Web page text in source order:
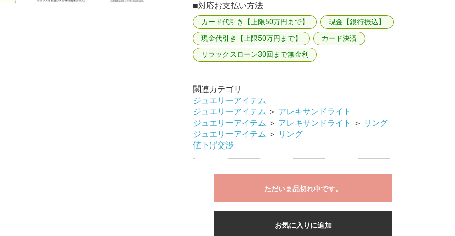
■対応お支払い方法
カード代引き【上限50万円まで】
現金【銀行振込】
現金代引き【上限50万円まで】
カード決済
リラックスローン30回まで無金利
関連カテゴリ
ジュエリーアイテム
ジュエリーアイテム ＞ アレキサンドライト
ジュエリーアイテム ＞ アレキサンドライト ＞ リング
ジュエリーアイテム ＞ リング
値下げ交渉
ただいま品切れ中です。
お気に入りに追加